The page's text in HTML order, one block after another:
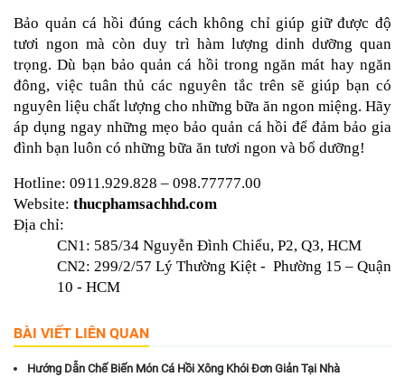
Bảo quản cá hồi đúng cách không chỉ giúp giữ được độ
tươi ngon mà còn duy trì hàm lượng dinh dưỡng quan
trọng. Dù bạn bảo quản cá hồi trong ngăn mát hay ngăn
đông, việc tuân thủ các nguyên tắc trên sẽ giúp bạn có
nguyên liệu chất lượng cho những bữa ăn ngon miệng. Hãy
áp dụng ngay những mẹo bảo quản cá hồi để đảm bảo gia
đình bạn luôn có những bữa ăn tươi ngon và bổ dưỡng!
Hotline: 0911.929.828 – 098.77777.00
Website: thucphamsachhd.com
Địa chỉ:
CN1: 585/34 Nguyễn Đình Chiểu, P2, Q3, HCM
CN2: 299/2/57 Lý Thường Kiệt -  Phường 15 – Quận
10 - HCM
BÀI VIẾT LIÊN QUAN
Hướng Dẫn Chế Biến Món Cá Hồi Xông Khói Đơn Giản Tại Nhà